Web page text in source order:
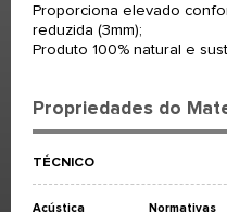
Proporciona elevado
reduzida (3mm);
Produto 100% natural e
Propriedades do
TÉCNICO
Acústica Normativas